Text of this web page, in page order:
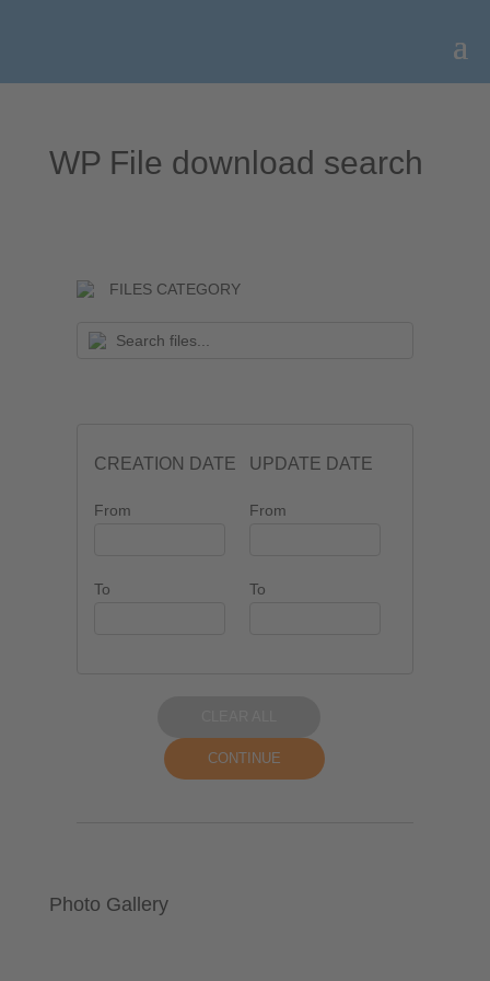
WP File download search
FILES CATEGORY
CREATION DATE
From
To
UPDATE DATE
From
To
CONTINUE
Photo Gallery